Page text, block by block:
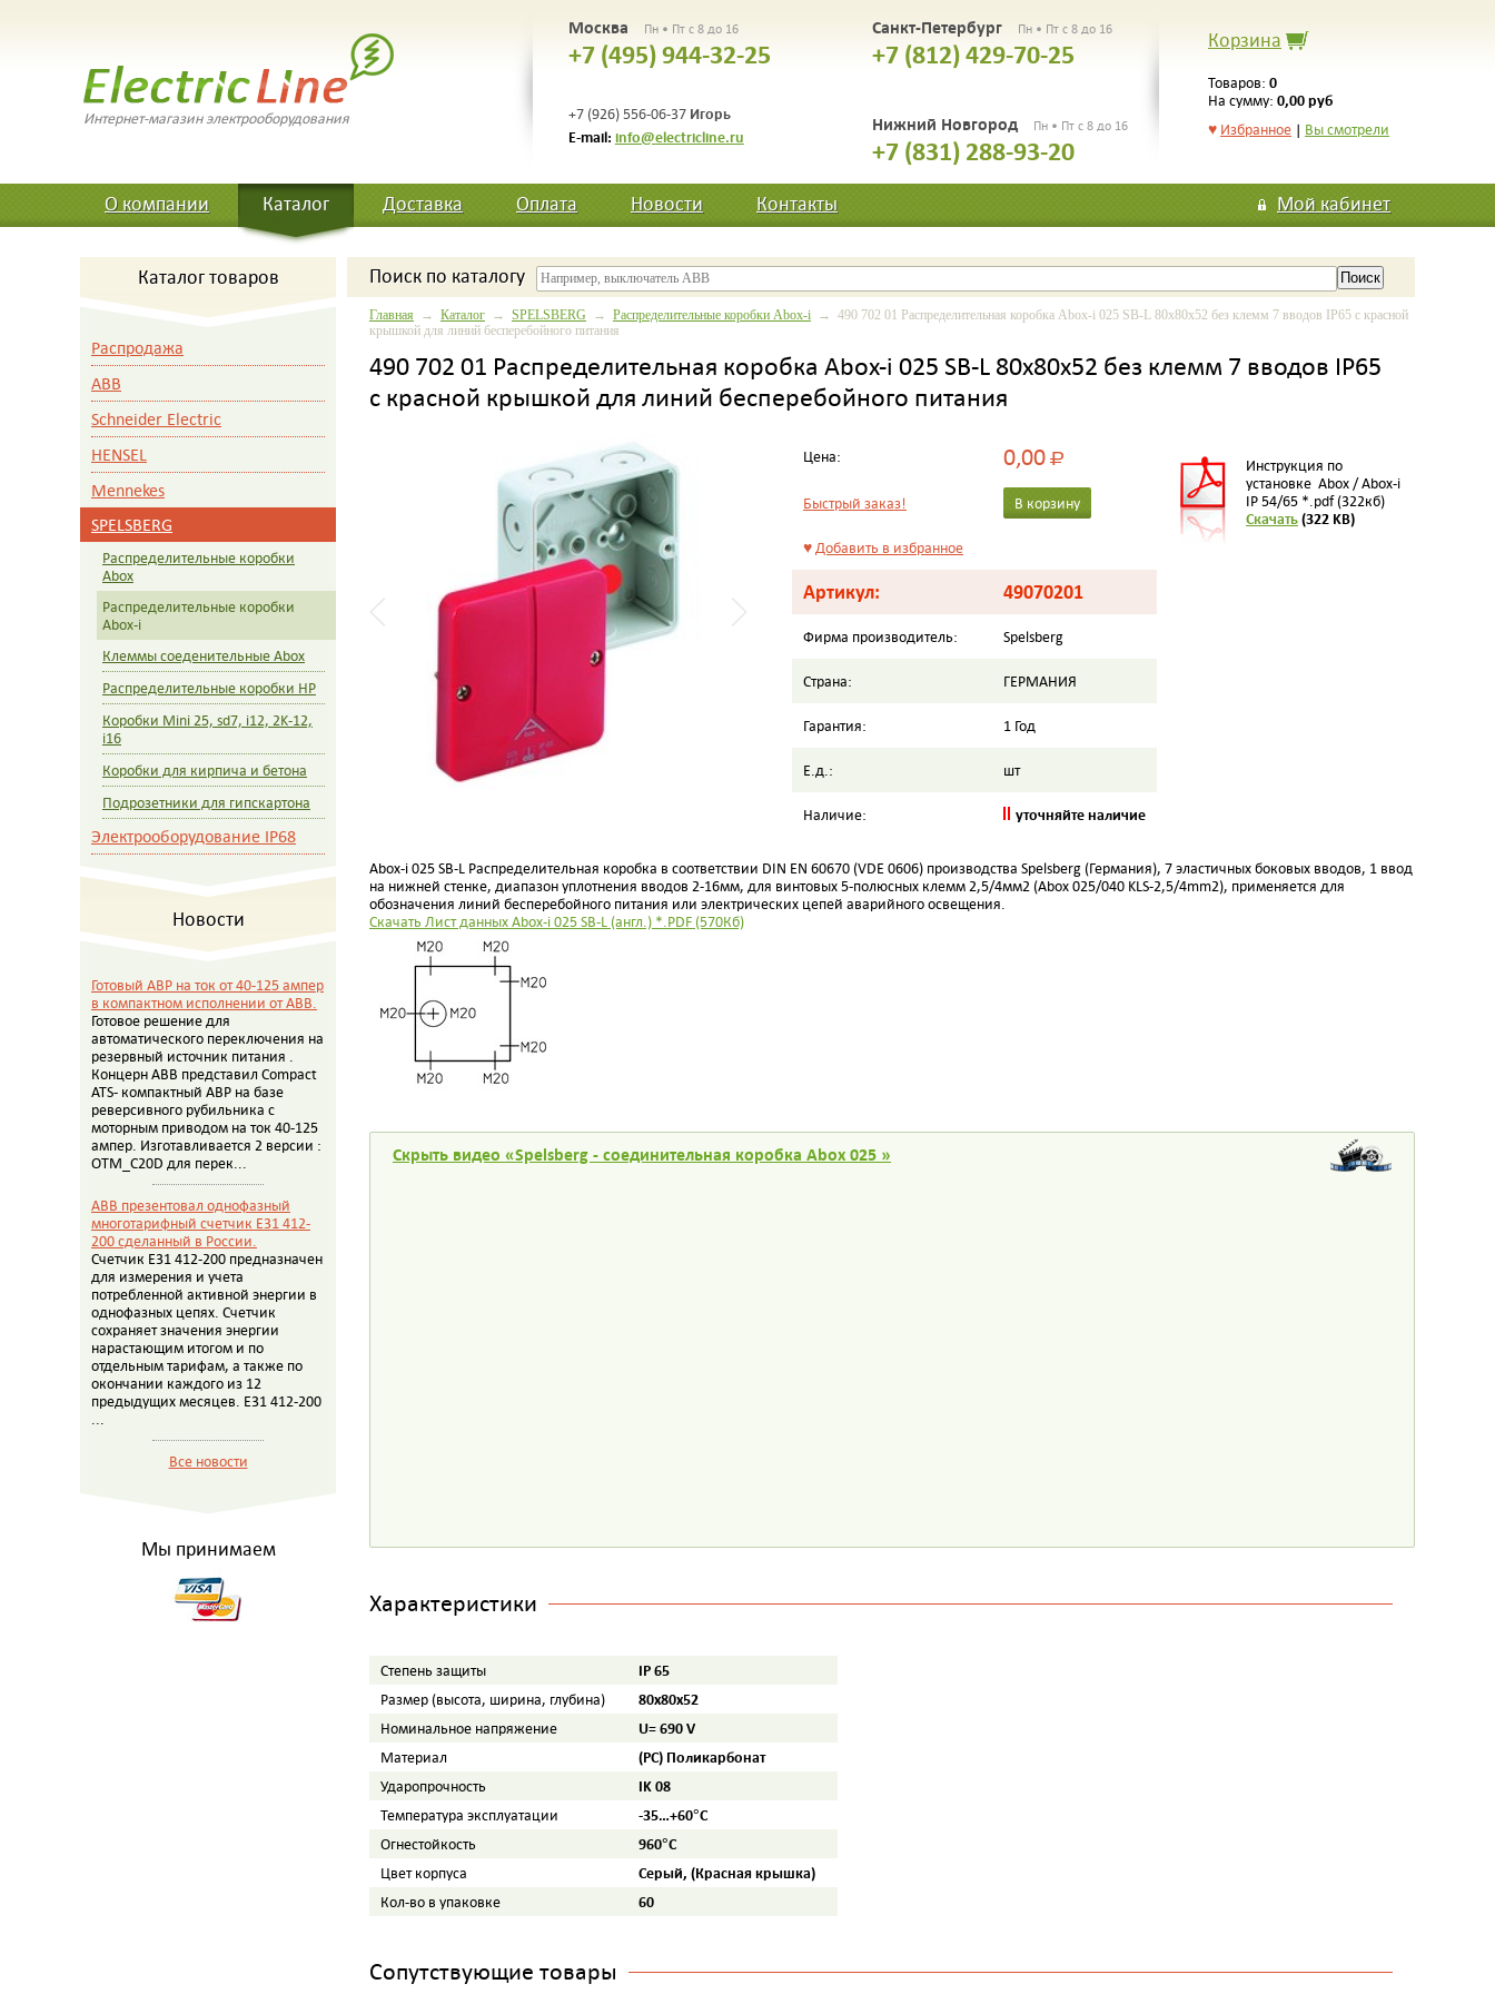
Интернет-магазин электрооборудования
Москва Пн • Пт с 8 до 16
+7 (495) 944-32-25
+7 (926) 556-06-37 Игорь
E-mail: info@electricline.ru
Санкт-Петербург Пн • Пт с 8 до 16
+7 (812) 429-70-25
Нижний Новгород Пн • Пт с 8 до 16
+7 (831) 288-93-20
Корзина
Товаров: 0
На сумму: 0,00 руб
♥ Избранное | Вы смотрели
О компании Каталог Доставка Оплата Новости Контакты Мой кабинет
Каталог товаров
Распродажа
ABB
Schneider Electric
HENSEL
Mennekes
SPELSBERG
Распределительные коробки
Abox
Распределительные коробки
Abox-i
Клеммы соеденительные Abox
Распределительные коробки HP
Коробки Mini 25, sd7, i12, 2K-12,
i16
Коробки для кирпича и бетона
Подрозетники для гипскартона
Электрооборудование IP68
Новости
Готовый АВР на ток от 40-125 ампер
в компактном исполнении от АВВ.
Готовое решение для
автоматического переключения на
резервный источник питания .
Концерн АВВ представил Compact
ATS- компактный АВР на базе
реверсивного рубильника с
моторным приводом на ток 40-125
ампер. Изготавливается 2 версии :
OTM_C20D для перек...
ABB презентовал однофазный
многотарифный счетчик E31 412-
200 сделанный в России.
Счетчик E31 412-200 предназначен
для измерения и учета
потребленной активной энергии в
однофазных цепях. Счетчик
сохраняет значения энергии
нарастающим итогом и по
отдельным тарифам, а также по
окончании каждого из 12
предыдущих месяцев. E31 412-200
...
Все новости
Мы принимаем
Поиск по каталогу
Главная → Каталог → SPELSBERG → Распределительные коробки Abox-i → 490 702 01 Распределительная коробка Abox-i 025 SB-L 80x80x52 без клемм 7 вводов IP65 с красной
крышкой для линий бесперебойного питания
490 702 01 Распределительная коробка Abox-i 025 SB-L 80x80x52 без клемм 7 вводов IP65
с красной крышкой для линий бесперебойного питания
Цена: 0,00Р
Быстрый заказ! В корзину
♥Добавить в избранное
Артикул: 49070201
Фирма производитель: Spelsberg
Страна: ГЕРМАНИЯ
Гарантия: 1 Год
Е.д.: шт
Наличие: уточняйте наличие
Инструкция по
установке Abox / Abox-i
IP 54/65 *.pdf (322кб)
Скачать(322 KB)
Abox-i 025 SB-L Распределительная коробка в соответствии DIN EN 60670 (VDE 0606) производства Spelsberg (Германия), 7 эластичных боковых вводов, 1 ввод
на нижней стенке, диапазон уплотнения вводов 2-16мм, для винтовых5-полюсных клемм2,5/4мм2 (Abox 025/040 KLS-2,5/4mm2), применяется для
обозначения линий бесперебойного питания или электрических цепей аварийного освещения.
Скачать Лист данных Abox-i 025 SB-L (англ.) *.PDF (570Кб)
Скрыть видео «Spelsberg - соединительная коробка Abox 025 »
Характеристики
Степень защиты IP 65
Размер (высота, ширина, глубина) 80х80х52
Номинальное напряжение U= 690 V
Материал (PC) Поликарбонат
Ударопрочность IK 08
Температура эксплуатации -35…+60°С
Огнестойкость 960°C
Цвет корпуса Серый, (Красная крышка)
Кол-во в упаковке 60
Сопутствующие товары